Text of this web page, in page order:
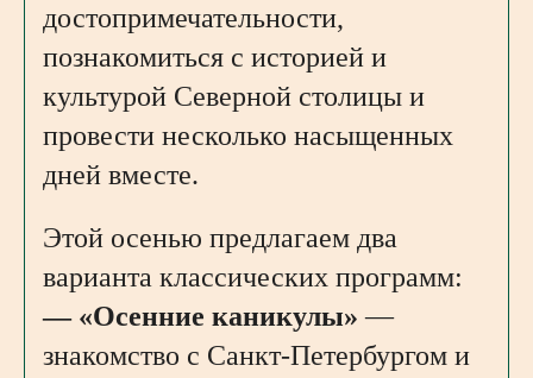
достопримечательности,
познакомиться с историей и
культурой Северной столицы и
провести несколько насыщенных
дней вместе.
Этой осенью предлагаем два
варианта классических программ:
— «Осенние каникулы» —
знакомство с Санкт-Петербургом и